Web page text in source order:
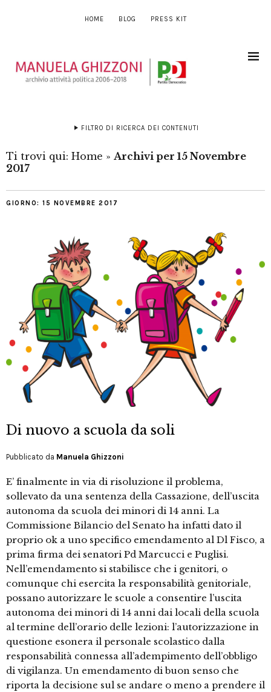
HOME BLOG PRESS KIT
FILTRO DI RICERCA DEI CONTENUTI
Ti trovi qui: Home » Archivi per 15 Novembre
2017
GIORNO: 15 NOVEMBRE 2017
Di nuovo a scuola da soli
Pubblicato da Manuela Ghizzoni
E’ finalmente in via di risoluzione il problema,
sollevato da una sentenza della Cassazione, dell’uscita
autonoma da scuola dei minori di 14 anni. La
Commissione Bilancio del Senato ha infatti dato il
proprio ok a uno specifico emendamento al Dl Fisco, a
prima firma dei senatori Pd Marcucci e Puglisi.
Nell’emendamento si stabilisce che i genitori, o
comunque chi esercita la responsabilità genitoriale,
possano autorizzare le scuole a consentire l’uscita
autonoma dei minori di 14 anni dai locali della scuola
al termine dell’orario delle lezioni: l’autorizzazione in
questione esonera il personale scolastico dalla
responsabilità connessa all’adempimento dell’obbligo
di vigilanza. Un emendamento di buon senso che
riporta la decisione sul se andare o meno a prendere il